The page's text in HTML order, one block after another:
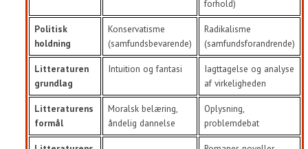
forhold)
Politisk
holdning
Konservatisme
(samfundsbevarende)
Radikalisme
(samfundsforandrende)
Litteraturen
grundlag
Intuition og fantasi
Iagttagelse og analyse
af virkeligheden
Litteraturens
formål
Moralsk belæring,
åndelig dannelse
Oplysning,
problemdebat